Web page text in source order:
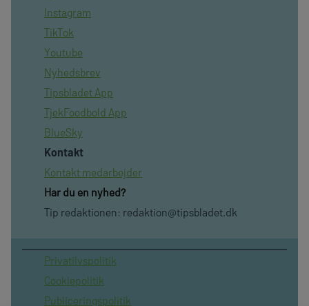
Instagram
TikTok
Youtube
Nyhedsbrev
Tipsbladet App
TjekFoodbold App
BlueSky
Kontakt
Kontakt medarbejder
Har du en nyhed?
Tip redaktionen: redaktion@tipsbladet.dk
Privatilvspolitik
Cookiepolitik
Publiceringspolitik